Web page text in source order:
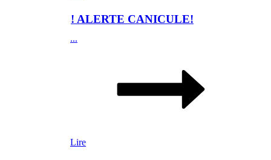
! ALERTE CANICULE!
...
Lire